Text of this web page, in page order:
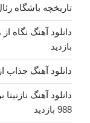
تاریخچه باشگاه
دانلود آهنگ نگاه
بازدید
دانلود آهنگ جذاب
دانلود آهنگ
988 بازدید